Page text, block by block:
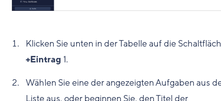
Klicken Sie unten in der Tabelle auf die
+Eintrag 1.
Wählen Sie eine der angezeigten Aufgaben aus